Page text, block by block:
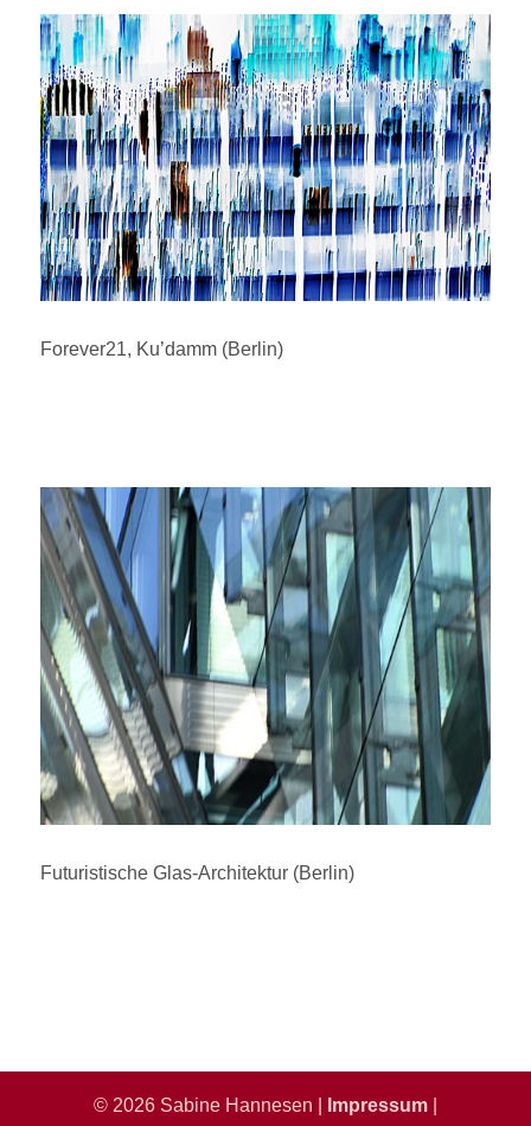
Forever21, Ku’damm (Berlin)
Futuristische Glas-Architektur (Berlin)
© 2026 Sabine Hannesen | Impressum|